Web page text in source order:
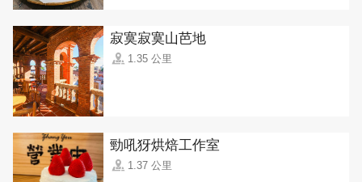
寂寞寂寞山芭地
1.35 公里
勁吼犽烘焙工作室
1.37 公里